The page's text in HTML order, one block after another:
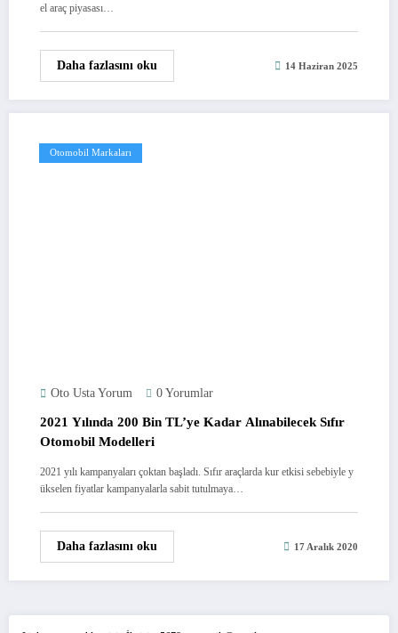
el araç piyasası…
Daha fazlasını oku 14 Haziran 2025
Otomobil Markaları
Oto Usta Yorum 0 Yorumlar
2021 Yılında 200 Bin TL’ye Kadar Alınabilecek Sıfır
Otomobil Modelleri
2021 yılı kampanyaları çoktan başladı. Sıfır araçlarda kur etkisi sebebiyle y
ükselen fiyatlar kampanyalarla sabit tutulmaya…
Daha fazlasını oku 17 Aralık 2020